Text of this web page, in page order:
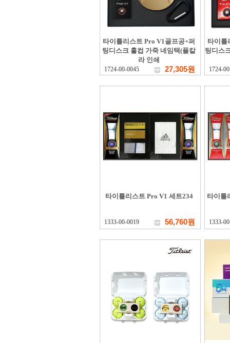
타이틀리스트 Pro V1골프공+퍼
팅디스크 홀컵 가죽 네임택(풀칼
라 인쇄
1724-00-0045 27,305원
타이틀
팅디스
1724-
타이틀리스트 Pro V1 세트234
1333-00-0019 56,760원
타이틀
1333-